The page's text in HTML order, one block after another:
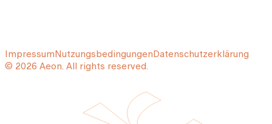
ImpressumNutzungsbedingungenDatenschutzerklärung
© 2026 Aeon. All rights reserved.